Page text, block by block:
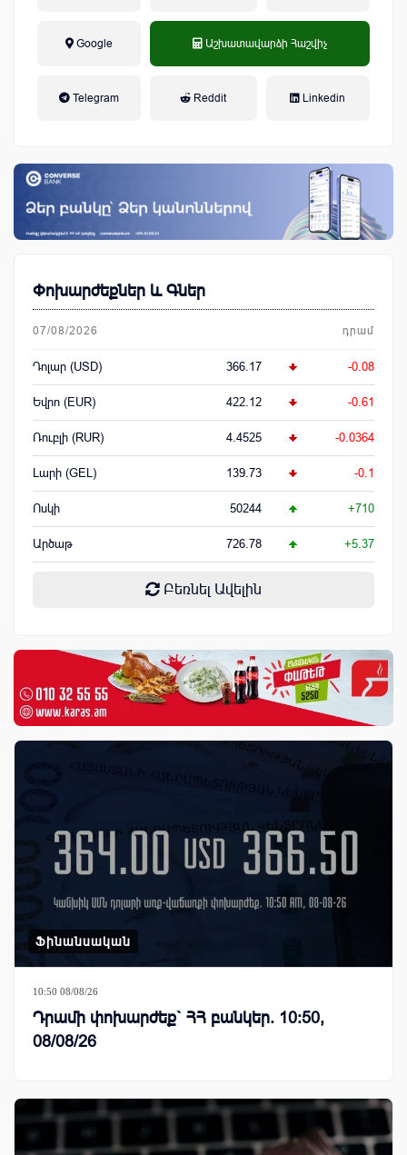
Google Աշխատավարձի Հաշվիչ
Telegram Reddit Linkedin
Փոխարժեքներ և Գներ
07/08/2026 դրամ
Դոլար (USD) 366.17 -0.08
Եվրո (EUR) 422.12 -0.61
Ռուբլի (RUR) 4.4525 -0.0364
Լարի (GEL) 139.73 -0.1
Ոսկի 50244 +710
Արծաթ 726.78 +5.37
Բեռնել Ավելին
Ֆինանսական
10:50 08/08/26
Դրամի փոխարժեք` ՀՀ բանկեր. 10:50,
08/08/26